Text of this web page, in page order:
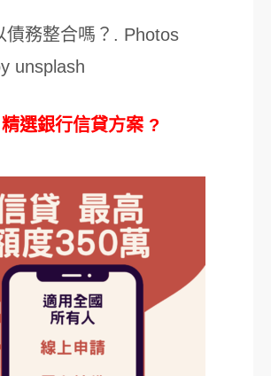
債務整合嗎？. Photos
unsplash
選銀行信貸方案 ?